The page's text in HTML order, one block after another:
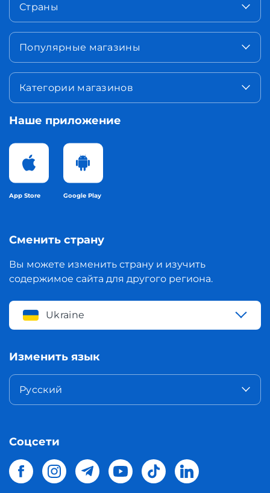
Страны
Популярные магазины
Категории магазинов
Наше приложение
App Store Google Play
Сменить страну
Вы можете изменить страну и изучить
содержимое сайта для другого региона.
Ukraine
Изменить язык
Русский
Соцсети